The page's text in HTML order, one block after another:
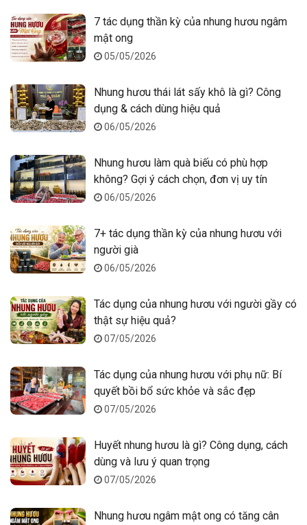
7 tác dụng thần kỳ của nhung hươu ngâm
mật ong
05/05/2026
Nhung hươu thái lát sấy khô là gì? Công
dụng & cách dùng hiệu quả
06/05/2026
Nhung hươu làm quà biếu có phù hợp
không? Gợi ý cách chọn, đơn vị uy tín
06/05/2026
7+ tác dụng thần kỳ của nhung hươu với
người già
06/05/2026
Tác dụng của nhung hươu với người gầy có
thật sự hiệu quả?
07/05/2026
Tác dụng của nhung hươu với phụ nữ: Bí
quyết bồi bổ sức khỏe và sắc đẹp
07/05/2026
Huyết nhung hươu là gì? Công dụng, cách
dùng và lưu ý quan trọng
07/05/2026
Nhung hươu ngâm mật ong có tăng cân